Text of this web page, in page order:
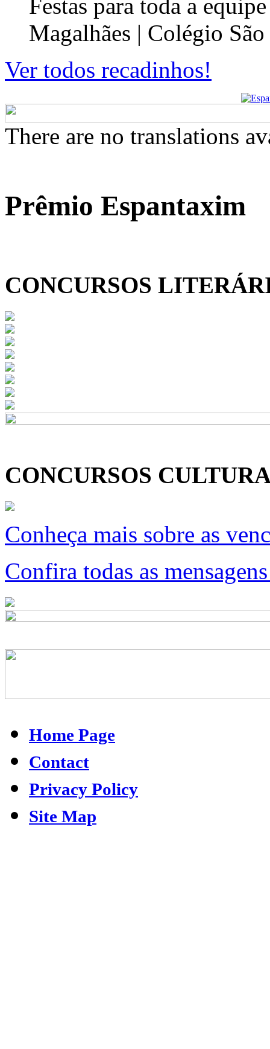
Festas para toda a
Magalhães | Colégio
Ver todos recadinhos!
There are no translations
Prêmio Espantaxim
CONCURSOS
CONCURSOS
Conheça mais sobre as
Confira todas as
Home Page
Contact
Privacy Policy
Site Map